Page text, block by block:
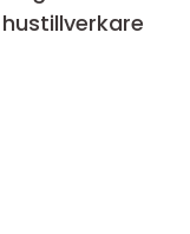
hustillverkare